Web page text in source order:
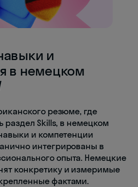
и
в немецком
резюме, где
раздел Skills, в немецком
и компетенции
интегрированы в
опыта. Немецкие
конкретику и измеримые
фактами.